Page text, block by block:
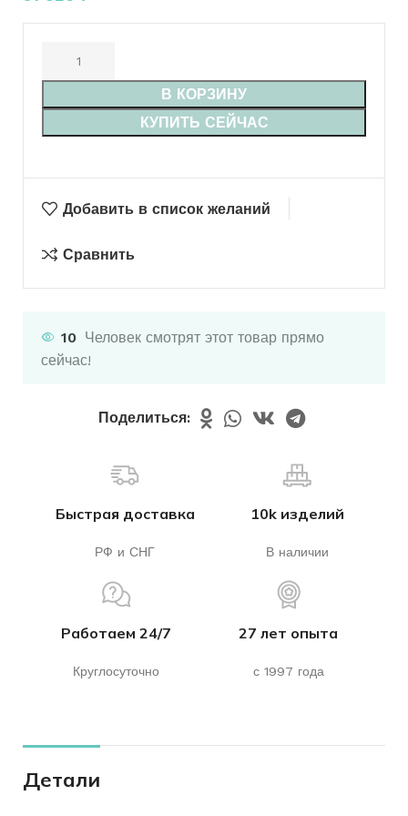
В КОРЗИНУ
КУПИТЬ СЕЙЧАС
Добавить в список желаний
Сравнить
10 Человек смотрят этот товар прямо
сейчас!
Поделиться:
Быстрая доставка
РФ и СНГ
10k изделий
В наличии
Работаем 24/7
Круглосуточно
27 лет опыта
с 1997 года
Детали